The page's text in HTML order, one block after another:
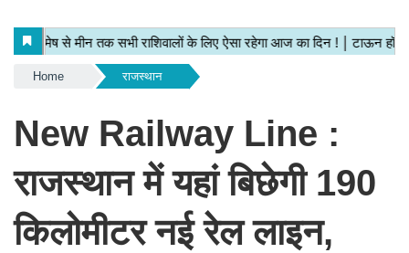
Home राजस्थान
New Railway Line :
राजस्थान में यहां बिछेगी 190
किलोमीटर नई रेल लाइन,